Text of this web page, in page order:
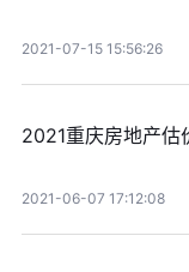
2021-07-15 15:56:26
2021重庆房地产估
2021-06-07 17:12:08